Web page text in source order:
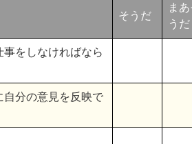
そうだ
ま
うだ
をしなければなら
自分の意見を反映で